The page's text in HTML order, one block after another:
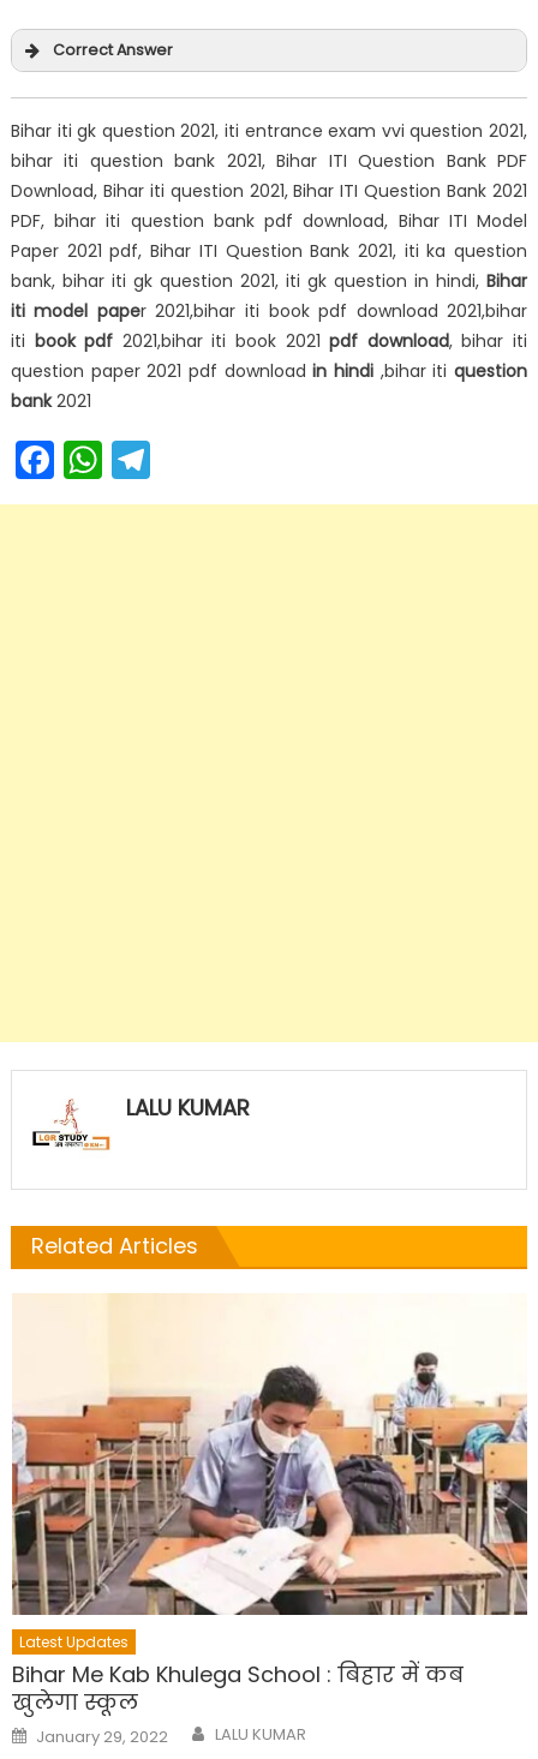
Correct Answer
Bihar iti gk question 2021, iti entrance exam vvi question 2021,
bihar iti question bank 2021, Bihar ITI Question Bank PDF
Download, Bihar iti question 2021, Bihar ITI Question Bank 2021
PDF, bihar iti question bank pdf download, Bihar ITI Model
Paper 2021 pdf, Bihar ITI Question Bank 2021, iti ka question
bank, bihar iti gk question 2021, iti gk question in hindi,Bihar
iti model paper 2021,bihar iti book pdf download 2021,bihar
iti book pdf 2021,bihar iti book 2021pdf download, bihar iti
question paper 2021 pdf downloadin hindi ,bihar itiquestion
bank2021
Facebook
WhatsApp
Telegram
LALU KUMAR
Related Articles
Latest Updates
Bihar Me Kab Khulega School : बिहार में कब
खुलेगा स्कूल
Posted
on
January 29, 2022 Author
LALU KUMAR